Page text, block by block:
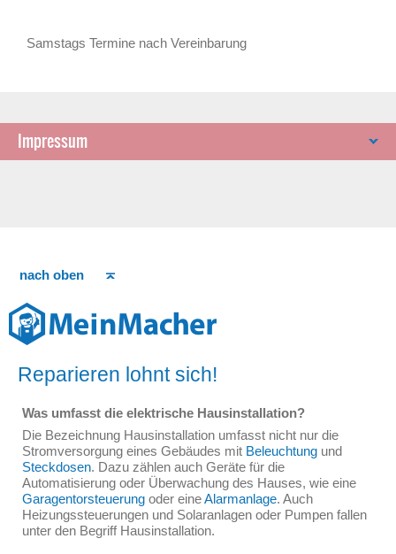
Samstags Termine nach Vereinbarung
Impressum
nach oben
Reparieren lohnt sich!
Was umfasst die elektrische Hausinstallation?
Die Bezeichnung Hausinstallation umfasst nicht nur die
Stromversorgung eines Gebäudes mit Beleuchtung und
Steckdosen. Dazu zählen auch Geräte für die
Automatisierung oder Überwachung des Hauses, wie eine
Garagentorsteuerung oder eineAlarmanlage. Auch
Heizungssteuerungen und Solaranlagen oder Pumpen fallen
unter den Begriff Hausinstallation.